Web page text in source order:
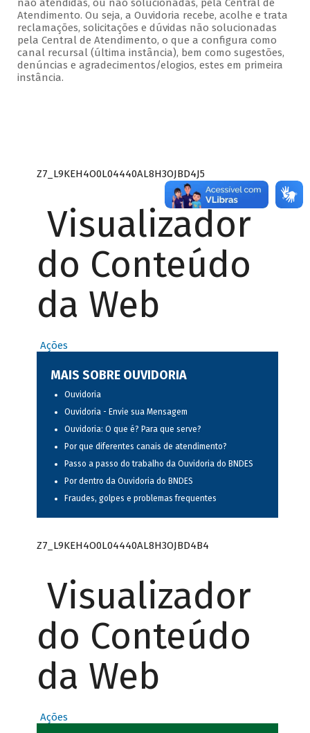
não atendidas, ou não solucionadas, pela Central de
Atendimento. Ou seja, a Ouvidoria recebe, acolhe e trata
reclamações, solicitações e dúvidas não solucionadas
pela Central de Atendimento, o que a configura como
canal recursal (última instância), bem como sugestões,
denúncias e agradecimentos/elogios, estes em primeira
instância.
Z7_L9KEH4O0L04440AL8H3OJBD4J5
Visualizador
do Conteúdo
da Web
Ações
MAIS SOBRE OUVIDORIA
Ouvidoria
Ouvidoria - Envie sua Mensagem
Ouvidoria: O que é? Para que serve?
Por que diferentes canais de atendimento?
Passo a passo do trabalho da Ouvidoria do BNDES
Por dentro da Ouvidoria do BNDES
Fraudes, golpes e problemas frequentes
Z7_L9KEH4O0L04440AL8H3OJBD4B4
Visualizador
do Conteúdo
da Web
Ações